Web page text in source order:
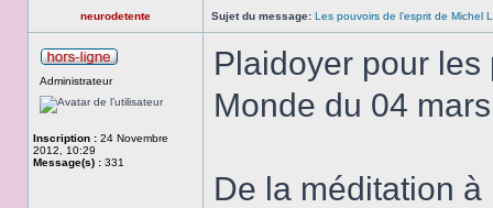
neurodetente Sujet du message: Les pouvoirs de l’esprit de Michel
Administrateur
Inscription : 24 Novembre
2012, 10:29
Message(s) : 331
Plaidoyer pour les
Monde du 04
De la méditation à